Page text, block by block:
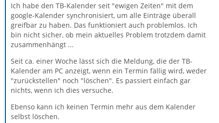
Ich habe den TB-Kalender seit "ewigen Zeiten" mit dem
google-Kalender synchronisiert, um alle Einträge überall
greifbar zu haben. Das funktioniert auch problemlos. Ich
bin nicht sicher, ob mein aktuelles Problem trotzdem damit
zusammenhängt ...
Seit ca. einer Woche lässt sich die Meldung, die der TB-
Kalender am PC anzeigt, wenn ein Termin fällig wird, weder
"zurückstellen" noch "löschen". Es passiert einfach gar
nichts, wenn ich dies versuche.
Ebenso kann ich keinen Termin mehr aus dem Kalender
selbst löschen.